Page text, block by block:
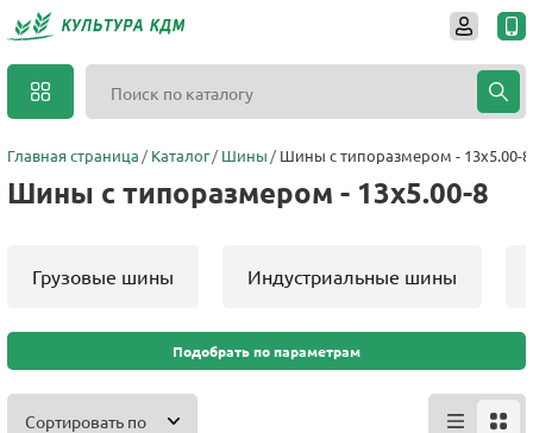
Главная страница Каталог Шины Шины с типоразмером - 13x5.00-8
Шины с типоразмером - 13x5.00-8
Грузовые шины Индустриальные шины
Подобрать по параметрам
Сортировать по